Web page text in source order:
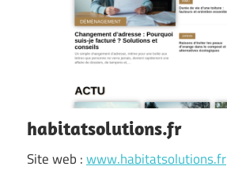
habitatsolutions.fr
Site web :www.habitatsolutions.fr